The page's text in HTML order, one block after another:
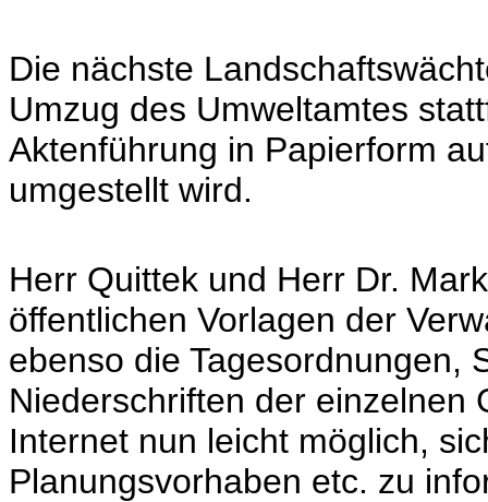
Die nächste
Umzug des Umweltamtes
Aktenführung in Papierform
umgestellt wird.
Herr Quittek und Herr Dr.
öffentlichen Vorlagen der
ebenso die Tagesordnungen,
Niederschriften der einzelnen
Internet nun leicht möglich,
Planungsvorhaben etc. zu